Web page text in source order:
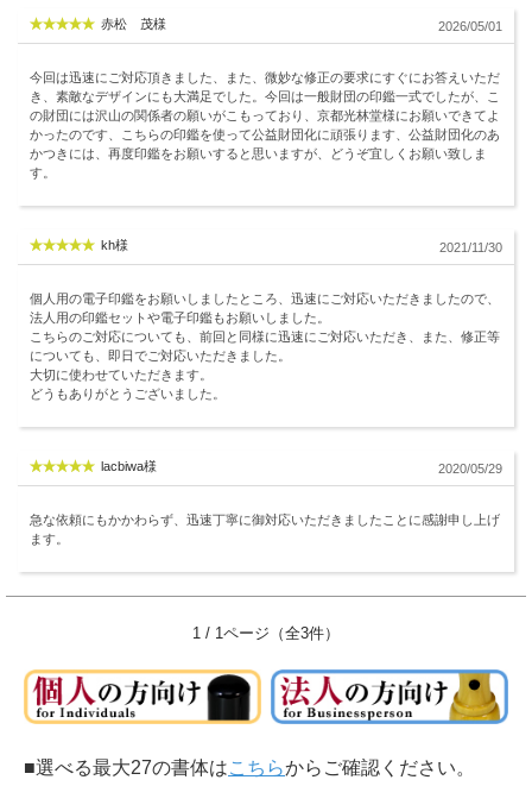
赤松 茂様 2026/05/01
今回は迅速にご対応頂きました、また、微妙な修正の要求にすぐにお答えいただ
き、素敵なデザインにも大満足でした。今回は一般財団の印鑑一式でしたが、こ
の財団には沢山の関係者の願いがこもっており、京都光林堂様にお願いできてよ
かったのです、こちらの印鑑を使って公益財団化に頑張ります、公益財団化のあ
かつきには、再度印鑑をお願いすると思いますが、どうぞ宜しくお願い致しま
す。
kh様 2021/11/30
個人用の電子印鑑をお願いしましたところ、迅速にご対応いただきましたので、
法人用の印鑑セットや電子印鑑もお願いしました。
こちらのご対応についても、前回と同様に迅速にご対応いただき、また、修正等
についても、即日でご対応いただきました。
大切に使わせていただきます。
どうもありがとうございました。
lacbiwa様 2020/05/29
急な依頼にもかかわらず、迅速丁寧に御対応いただきましたことに感謝申し上げ
ます。
1 / 1ページ（全3件）
■選べる最大27の書体はこちらからご確認ください。